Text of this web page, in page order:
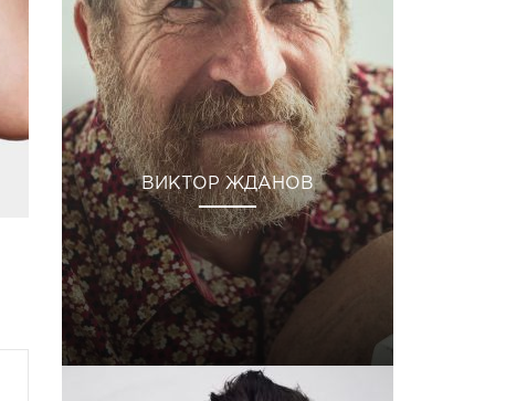
ВИКТОР ЖДАНОВ